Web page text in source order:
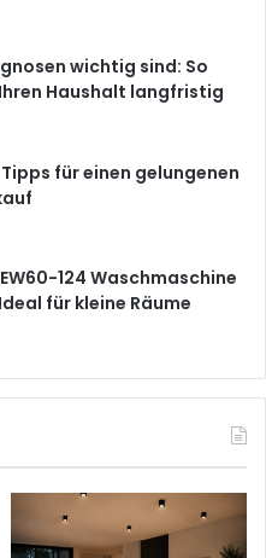
wichtig sind: So
Haushalt langfristig
für einen gelungenen
124 Waschmaschine
für kleine Räume